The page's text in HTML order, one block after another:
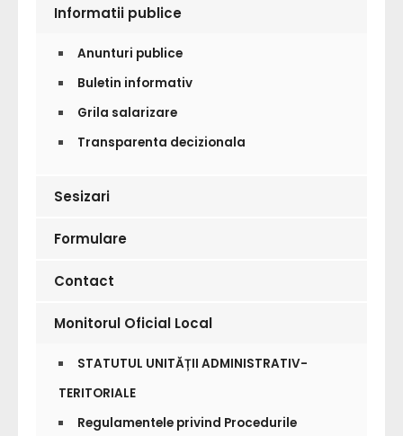
Informatii publice
Anunturi publice
Buletin informativ
Grila salarizare
Transparenta decizionala
Sesizari
Formulare
Contact
Monitorul Oficial Local
STATUTUL UNITĂȚII ADMINISTRATIV-
TERITORIALE
Regulamentele privind Procedurile